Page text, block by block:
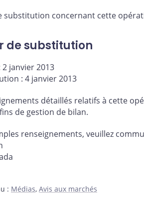
substitution concernant cette
de substitution
2 janvier 2013
: 4 janvier 2013
détaillés relatifs à cette
de gestion de bilan.
renseignements, veuillez
: Médias, Avis aux marchés